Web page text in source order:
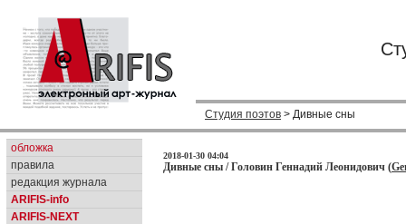
Студия поэтов > Дивные сны
обложка
правила
редакция журнала
ARIFIS-info
ARIFIS-NEXT
2018-01-30 04:04
Дивные сны / Головин Геннадий Леонидович (